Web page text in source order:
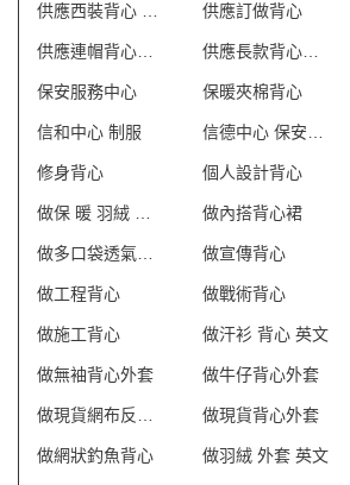
供應訂做背心
供應長款背心外套
保安服務中心 保暖夾棉背心
信和中心 制服
修身背心 個人設計背心
做內搭背心裙
做宣傳背心
做工程背心 做戰術背心
做施工背心 做汗衫 背心 英文
做無袖背心外套 做牛仔背心外套
做現貨背心外套
做網狀釣魚背心 做羽絨 外套 英文